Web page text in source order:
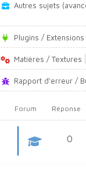
Autres sujets
Plugins / Extensions
Matières / Textures
Rapport d'erreur /
Forum Réponse
0